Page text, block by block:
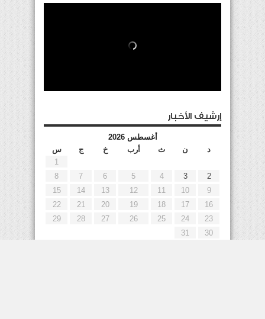
إرشيف الأخبار
أغسطس 2026
د
ن ث أرب خ ج
س
1
2
3
4
5
6
7
8
9
10
11
12
13
14
15
16
17
18
19
20
21
22
23
24
25
26
27
28
29
30
31